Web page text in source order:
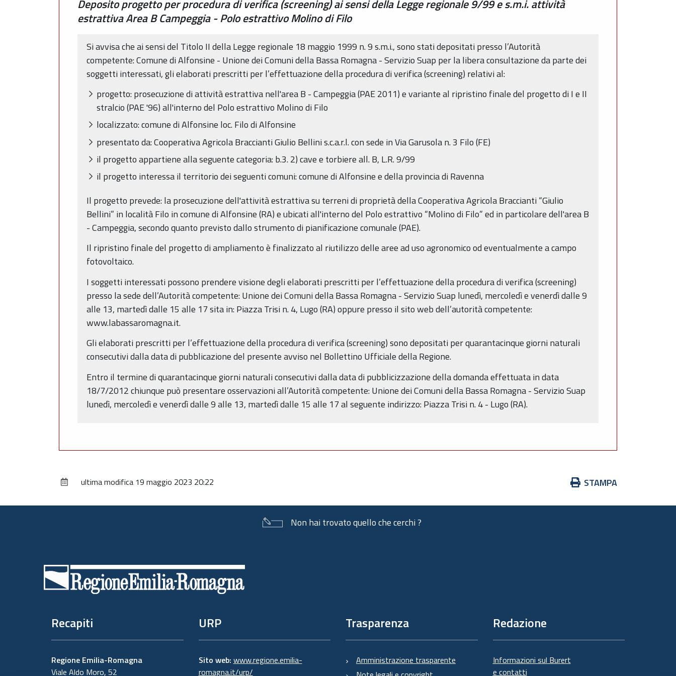
Deposito progetto per procedura di verifica (screening) ai sensi della Legge regionale 9/99 e s.m.i. attività
estrattiva Area B Campeggia - Polo estrattivo Molino di Filo
Si avvisa che ai sensi del Titolo II della Legge regionale 18 maggio 1999 n. 9 s.m.i., sono stati depositati presso l’Autorità
competente: Comune di Alfonsine - Unione dei Comuni della Bassa Romagna - Servizio Suap per la libera consultazione da parte dei
soggetti interessati, gli elaborati prescritti per l’effettuazione della procedura di verifica (screening) relativi al:
progetto: prosecuzione di attività estrattiva nell'area B - Campeggia (PAE 2011) e variante al ripristino finale del progetto di I e II
stralcio (PAE '96) all'interno del Polo estrattivo Molino di Filo
localizzato: comune di Alfonsine loc. Filo di Alfonsine
presentato da: Cooperativa Agricola Braccianti Giulio Bellini s.c.a.r.l. con sede in Via Garusola n. 3 Filo (FE)
il progetto appartiene alla seguente categoria: b.3. 2) cave e torbiere all. B, L.R. 9/99
il progetto interessa il territorio dei seguenti comuni: comune di Alfonsine e della provincia di Ravenna
Il progetto prevede: la prosecuzione dell'attività estrattiva su terreni di proprietà della Cooperativa Agricola Braccianti “Giulio
Bellini” in località Filo in comune di Alfonsine (RA) e ubicati all'interno del Polo estrattivo “Molino di Filo” ed in particolare dell'area B
- Campeggia, secondo quanto previsto dallo strumento di pianificazione comunale (PAE).
Il ripristino finale del progetto di ampliamento è finalizzato al riutilizzo delle aree ad uso agronomico od eventualmente a campo
fotovoltaico.
I soggetti interessati possono prendere visione degli elaborati prescritti per l’effettuazione della procedura di verifica (screening)
presso la sede dell’Autorità competente: Unione dei Comuni della Bassa Romagna - Servizio Suap lunedì, mercoledì e venerdì dalle 9
alle 13, martedì dalle 15 alle 17 sita in: Piazza Trisi n. 4, Lugo (RA) oppure presso il sito web dell’autorità competente:
www.labassaromagna.it.
Gli elaborati prescritti per l’effettuazione della procedura di verifica (screening) sono depositati per quarantacinque giorni naturali
consecutivi dalla data di pubblicazione del presente avviso nel Bollettino Ufficiale della Regione.
Entro il termine di quarantacinque giorni naturali consecutivi dalla data di pubblicizzazione della domanda effettuata in data
18/7/2012 chiunque può presentare osservazioni all’Autorità competente: Unione dei Comuni della Bassa Romagna - Servizio Suap
lunedì, mercoledì e venerdì dalle 9 alle 13, martedì dalle 15 alle 17 al seguente indirizzo: Piazza Trisi n. 4 - Lugo (RA).
Azioni
documento
STAMPA
ultima modifica 19 maggio 2023 20:22
Non hai trovato quello che cerchi ?
Recapiti
Regione Emilia-Romagna
Viale Aldo Moro, 52
URP
Sito web: www.regione.emilia-
romagna.it/urp/
Trasparenza
Amministrazione trasparente
Redazione
Informazioni sul Burert
e contatti